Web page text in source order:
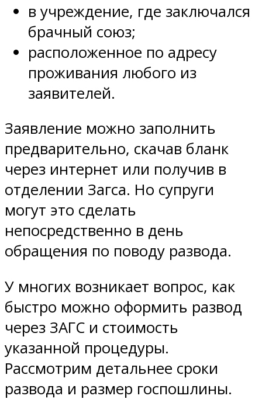
в учреждение, где заключался
брачный союз;
расположенное по адресу
проживания любого из
заявителей.
Заявление можно заполнить
предварительно, скачав бланк
через интернет или получив в
отделении Загса. Но супруги
могут это сделать
непосредственно в день
обращения по поводу развода.
У многих возникает вопрос, как
быстро можно оформить развод
через ЗАГС и стоимость
указанной процедуры.
Рассмотрим детальнее сроки
развода и размер госпошлины.